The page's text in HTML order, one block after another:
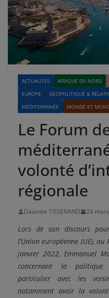
ACTUALITÉS AFRIQUE DU NORD
EUROPE
GÉOPOLITIQUE &
MÉDITERRANÉE
MONDE ET
Le Forum
volonté
régionale
Daïanée TISSERAND 24
Lors de son discours
l’Union européenne (UE),
janvier 2022, Emmanuel
concernant la politique
particulier avec les
notamment avoir la